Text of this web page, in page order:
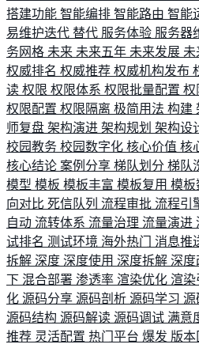
搭建功能 智能编排 智能路由 智能
易维护迭代 替代 服务体验 服务器
务网格 未来 未来五年 未来发展 未
权威排名 权威推荐 权威机构发布
读 权限 权限体系 权限批量配置 权
权限配置 权限隔离 极简用法 构建
师复盘 架构演进 架构规划 架构设
校园教务 校园数字化 核心价值 核
核心结论 案例分享 梯队划分 梯队
模型 模板 模板丰富 模板复用 模板
向对比 死信队列 流程审批 流程引
自动 流转体系 流量治理 流量演进
试排名 测试环境 海外热门 消息推
拆解 深度 深度使用 深度拆解 深度
下 混合部署 渗透率 渲染优化 渲染
化 源码分享 源码剖析 源码学习 源
源码结构 源码解读 源码调试 满意
推荐 灵活配置 热门平台 爆发 版本